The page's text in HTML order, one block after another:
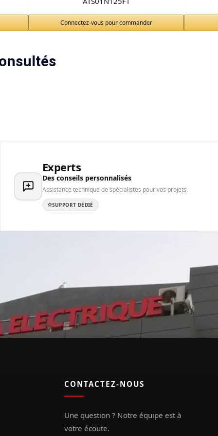
Connectez-vous pour commander
Experts
Des conseils personnalisés
Assistance technique de spécialistes pour vos projets.
SUPPORT DÉDIÉ
CONTACTEZ-NOUS
Une question ? Notre équipe est à
votre écoute.